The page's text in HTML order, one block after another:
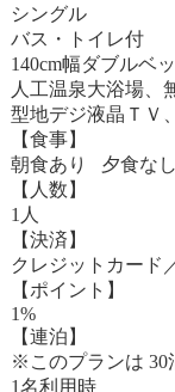
シングル
バス・トイレ付
140cm幅ダブルベ
人工温泉大浴場、
型地デジ液晶ＴＶ
【食事】
朝食あり 夕食なし
【人数】
1人
【決済】
クレジットカード
【ポイント】
1%
【連泊】
※このプランは 30
1名利用時